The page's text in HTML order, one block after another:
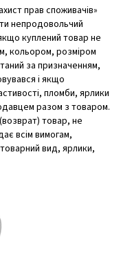
прав споживачів»
непродовольчий
куплений товар не
кольором, розміром
за призначенням,
і якщо
пломби, ярлики
разом з товаром.
товар, не
всім вимогам,
вид, ярлики,